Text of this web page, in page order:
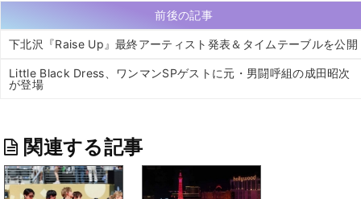
前後の記事
下北沢『Raise Up』最終アーティスト発表＆タイムテーブルを公開
Little Black Dress、ワンマンSPゲストに元・男闘呼組の成田昭次
が登場
関連する記事